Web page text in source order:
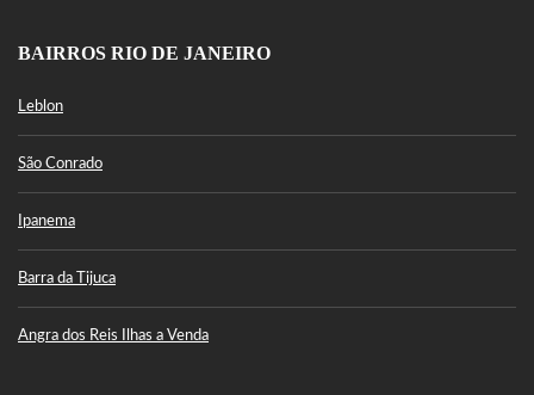
BAIRROS RIO DE JANEIRO
Leblon
São Conrado
Ipanema
Barra da Tijuca
Angra dos Reis Ilhas a Venda